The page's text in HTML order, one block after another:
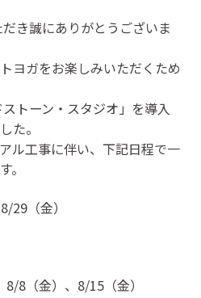
き誠にありがとうございま
ヨガをお楽しみいただくため
トーン・スタジオ」を導入
た。
ル工事に伴い、下記日程で一
。
29（金）
8（金）、8/15（金）